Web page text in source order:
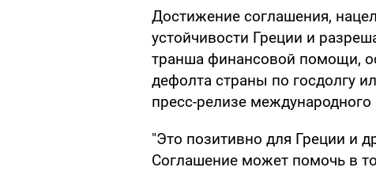
Достижение соглашения,
устойчивости Греции и
транша финансовой помощи,
дефолта страны по госдолгу
пресс-релизе международного
"Это позитивно для Греции и
Соглашение может помочь в